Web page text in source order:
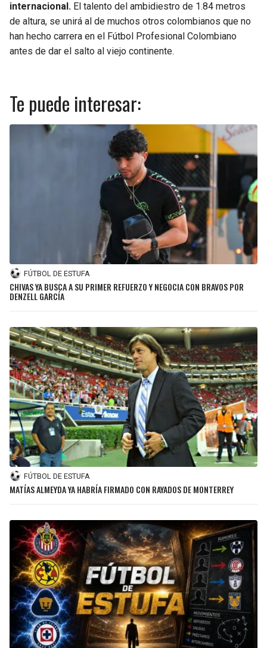
internacional. El talento del ambidiestro de 1.84 metros
de altura, se unirá al de muchos otros colombianos que no
han hecho carrera en el Fútbol Profesional Colombiano
antes de dar el salto al viejo continente.
Te puede interesar:
FÚTBOL DE ESTUFA
CHIVAS YA BUSCA A SU PRIMER REFUERZO Y NEGOCIA CON BRAVOS POR
DENZELL GARCÍA
FÚTBOL DE ESTUFA
MATÍAS ALMEYDA YA HABRÍA FIRMADO CON RAYADOS DE MONTERREY